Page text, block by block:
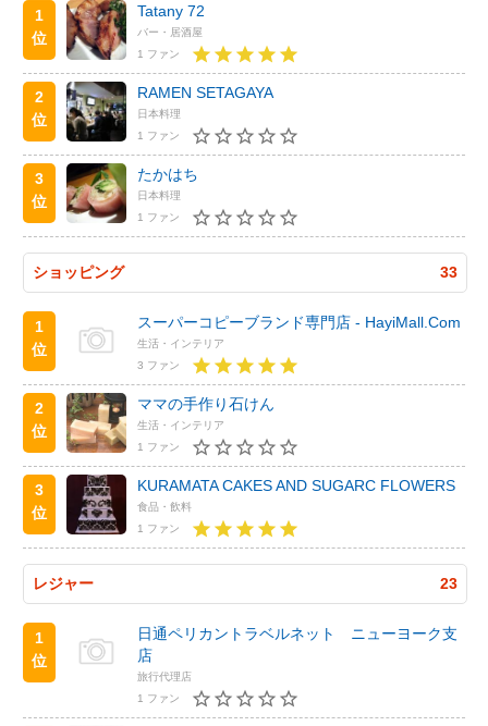
1
位
Tatany 72
バー・居酒屋
1 ファン
2
位
RAMEN SETAGAYA
日本料理
1 ファン
3
位
たかはち
日本料理
1 ファン
ショッピング 33
1
位
スーパーコピーブランド専門店 - HayiMall.Com
生活・インテリア
3 ファン
2
位
ママの手作り石けん
生活・インテリア
1 ファン
3
位
KURAMATA CAKES AND SUGARC FLOWERS
食品・飲料
1 ファン
レジャー 23
1
位
日通ペリカントラベルネット ニューヨーク支
店
旅行代理店
1 ファン